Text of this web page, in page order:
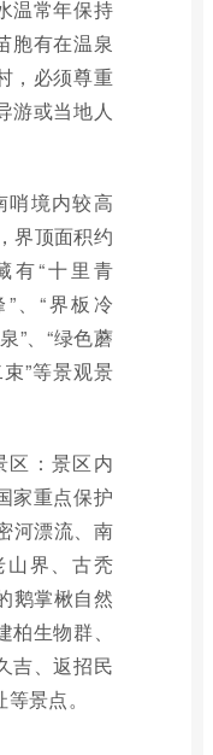
温常年保持
有在温泉
，必须尊重
游或当地人
哨境内较高
界顶面积约
有“十里青
、“界板冷
”、“绿色蘑
束”等景观景
区：景区内
家重点保护
河漂流、南
山界、古秃
鹅掌楸自然
生物群、
吉、返招民
景点。